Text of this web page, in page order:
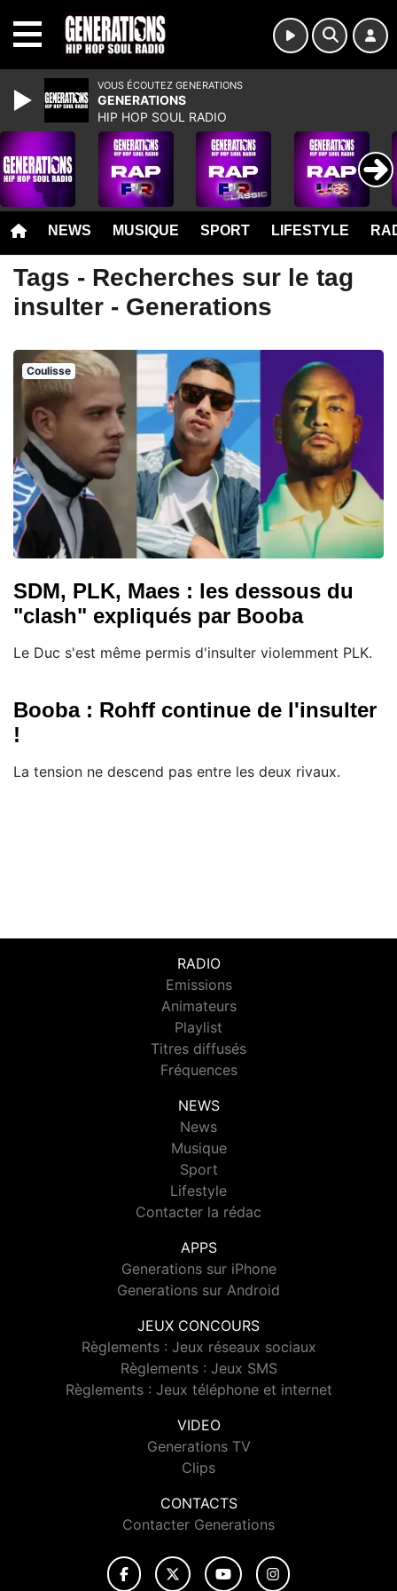
NEWS MUSIQUE SPORT LIFESTYLE
Tags - Recherches sur le tag
insulter - Generations
Coulisse
SDM, PLK, Maes : les dessous du
"clash" expliqués par Booba
Le Duc s'est même permis d'insulter violemment PLK.
Booba : Rohff continue de l'insulter
!
La tension ne descend pas entre les deux rivaux.
RADIO
Emissions
Animateurs
Playlist
Titres diffusés
Fréquences
NEWS
News
Musique
Sport
Lifestyle
Contacter la rédac
APPS
Generations sur iPhone
Generations sur Android
JEUX CONCOURS
Règlements : Jeux réseaux sociaux
Règlements : Jeux SMS
Règlements : Jeux téléphone et internet
VIDEO
Generations TV
Clips
CONTACTS
Contacter Generations
VOUS ÉCOUTEZ GENERATIONS
GENERATIONS
HIP HOP SOUL RADIO